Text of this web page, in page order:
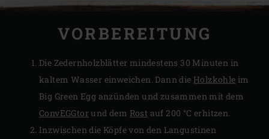
VORBEREITUNG
Die Zedernholzblätter mindestens 30 Minuten in
kaltem Wasser einweichen. Dann die Holzkohle im
Big Green Egg anzünden und zusammen mit dem
ConvEGGtor und dem Rost auf 200 °C erhitzen.
Inzwischen die Köpfe von den Langustinen